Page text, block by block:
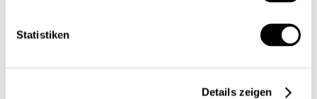
Statistiken
Details zeigen